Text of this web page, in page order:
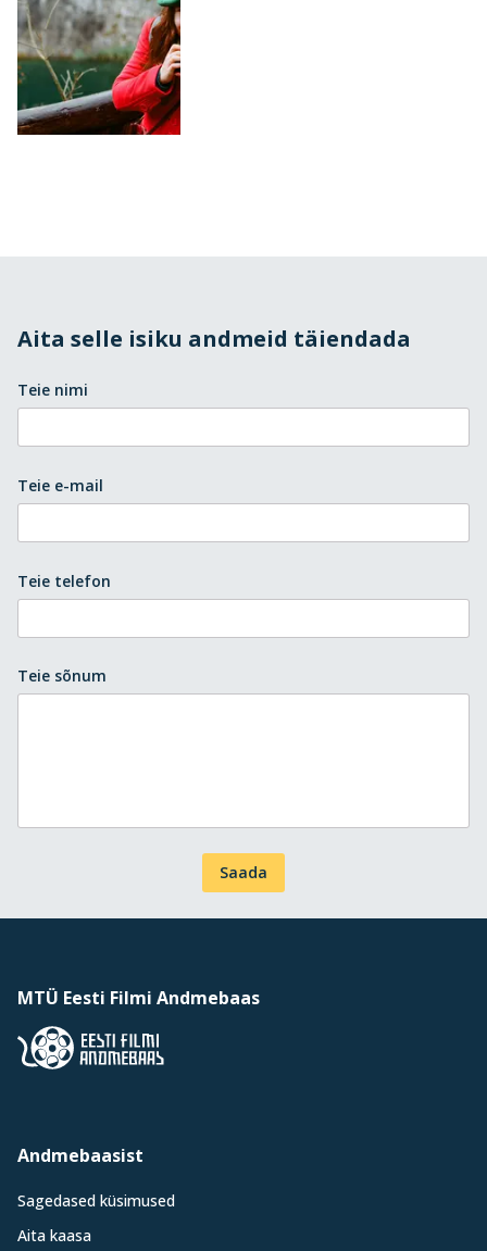
Aita selle isiku andmeid täiendada
Teie nimi
Teie e-mail
Teie telefon
Teie sõnum
Saada
MTÜ Eesti Filmi Andmebaas
Andmebaasist
Sagedased küsimused
Aita kaasa